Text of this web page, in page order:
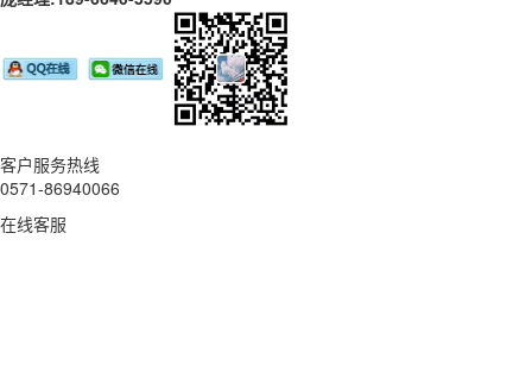
客户服务热线
0571-86940066
在线客服